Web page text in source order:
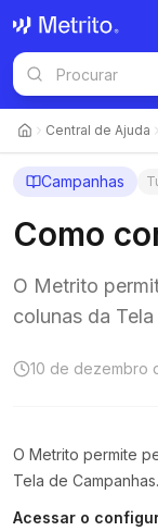
Central de Ajuda
Campanhas
Como
O Metrito
colunas da
10 de dezembro
O Metrito permite
Tela de Campanhas.
Acessar o